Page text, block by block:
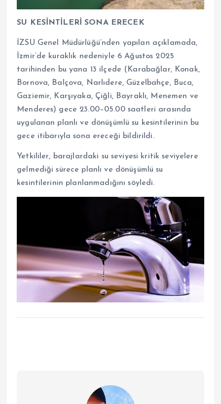
SU KESİNTİLERİ SONA ERECEK
İZSU Genel Müdürlüğü’nden yapılan açıklamada,
İzmir’de kuraklık nedeniyle 6 Ağustos 2025
tarihinden bu yana 13 ilçede (Karabağlar, Konak,
Bornova, Balçova, Narlıdere, Güzelbahçe, Buca,
Gaziemir, Karşıyaka, Çiğli, Bayraklı, Menemen ve
Menderes) gece 23.00–05.00 saatleri arasında
uygulanan planlı ve dönüşümlü su kesintilerinin bu
gece itibarıyla sona ereceği bildirildi.
Yetkililer, barajlardaki su seviyesi kritik seviyelere
gelmediği sürece planlı ve dönüşümlü su
kesintilerinin planlanmadığını söyledi.